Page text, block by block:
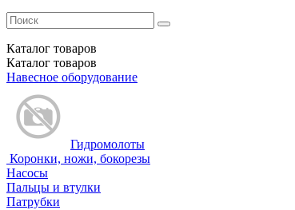
Каталог товаров
Каталог товаров
Навесное оборудование
Гидромолоты
Коронки, ножи, бокорезы
Насосы
Пальцы и втулки
Патрубки